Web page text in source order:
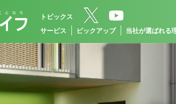
トピックス
サービス
ピックアップ 当社が選ばれる